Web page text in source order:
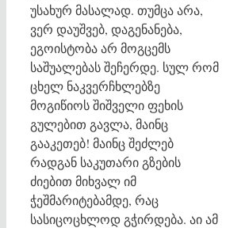
უსახურ მასალად. თუმცა არა,
ვერ დაუშვებ, დაგენანება,
ეგოისტობა არ მოგცემს
საშუალებას შეჩერდე. სულ რომ
ცხელ ნაკვერჩხლებზე
მოგიწიოს შიშველი ფეხის
გულებით გავლა, მაინც
გააკეთებ! მაინც შეძლებ
რადგან საკუთარი გზების
ძიებით მიხვალ იმ
ჭეშმარიტებამდე, რაც
სასიცოცხლოდ გჭირდება. აი ამ